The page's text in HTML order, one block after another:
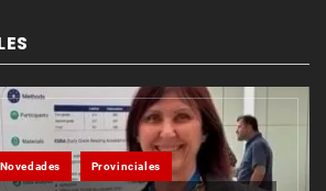
Novedades Provinciales